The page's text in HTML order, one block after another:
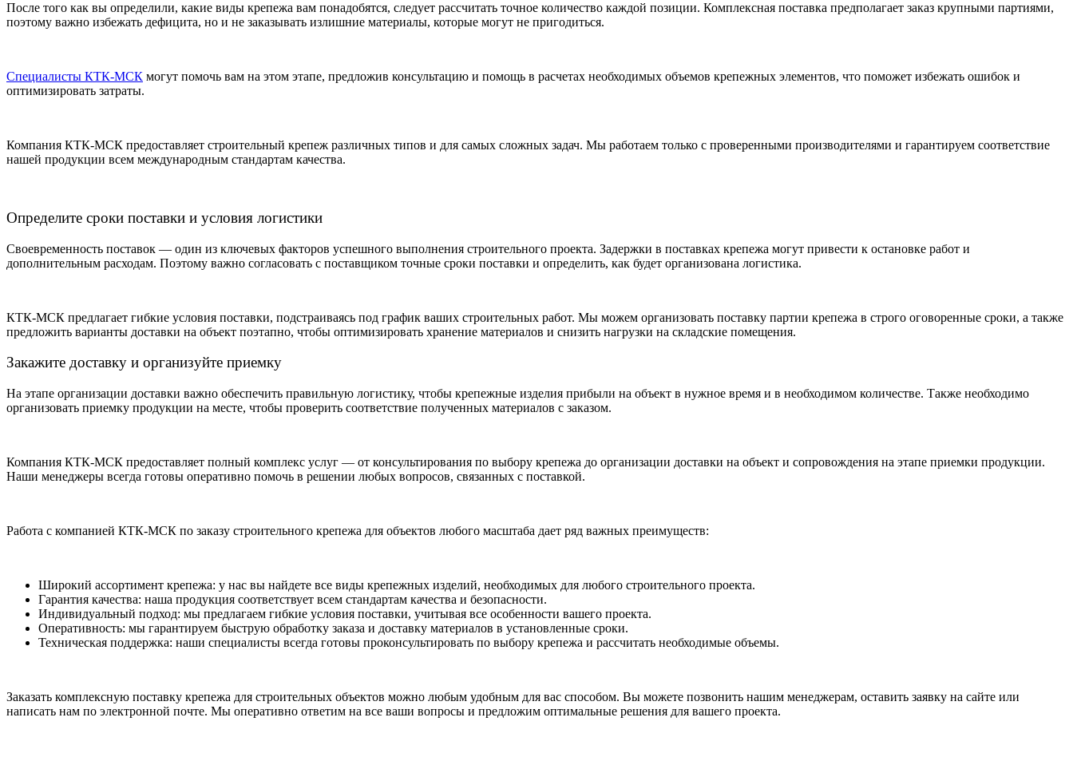
После того как вы определили, какие виды крепежа вам понадобятся, следует рассчитать точное количество каждой позиции. Комплексная поставка предполагает заказ крупными партиями,
поэтому важно избежать дефицита, но и не заказывать излишние материалы, которые могут не пригодиться.
Специалисты КТК-МСК могут помочь вам на этом этапе, предложив консультацию и помощь в расчетах необходимых объемов крепежных элементов, что поможет избежать ошибок и
оптимизировать затраты.
Компания КТК-МСК предоставляет строительный крепеж различных типов и для самых сложных задач. Мы работаем только с проверенными производителями и гарантируем соответствие
нашей продукции всем международным стандартам качества.
Определите сроки поставки и условия логистики
Своевременность поставок — один из ключевых факторов успешного выполнения строительного проекта. Задержки в поставках крепежа могут привести к остановке работ и
дополнительным расходам. Поэтому важно согласовать с поставщиком точные сроки поставки и определить, как будет организована логистика.
КТК-МСК предлагает гибкие условия поставки, подстраиваясь под график ваших строительных работ. Мы можем организовать поставку партии крепежа в строго оговоренные сроки, а также
предложить варианты доставки на объект поэтапно, чтобы оптимизировать хранение материалов и снизить нагрузки на складские помещения.
Закажите доставку и организуйте приемку
На этапе организации доставки важно обеспечить правильную логистику, чтобы крепежные изделия прибыли на объект в нужное время и в необходимом количестве. Также необходимо
организовать приемку продукции на месте, чтобы проверить соответствие полученных материалов с заказом.
Компания КТК-МСК предоставляет полный комплекс услуг — от консультирования по выбору крепежа до организации доставки на объект и сопровождения на этапе приемки продукции.
Наши менеджеры всегда готовы оперативно помочь в решении любых вопросов, связанных с поставкой.
Работа с компанией КТК-МСК по заказу строительного крепежа для объектов любого масштаба дает ряд важных преимуществ:
Широкий ассортимент крепежа: у нас вы найдете все виды крепежных изделий, необходимых для любого строительного проекта.
Гарантия качества: наша продукция соответствует всем стандартам качества и безопасности.
Индивидуальный подход: мы предлагаем гибкие условия поставки, учитывая все особенности вашего проекта.
Оперативность: мы гарантируем быструю обработку заказа и доставку материалов в установленные сроки.
Техническая поддержка: наши специалисты всегда готовы проконсультировать по выбору крепежа и рассчитать необходимые объемы.
Заказать комплексную поставку крепежа для строительных объектов можно любым удобным для вас способом. Вы можете позвонить нашим менеджерам, оставить заявку на сайте или
написать нам по электронной почте. Мы оперативно ответим на все ваши вопросы и предложим оптимальные решения для вашего проекта.